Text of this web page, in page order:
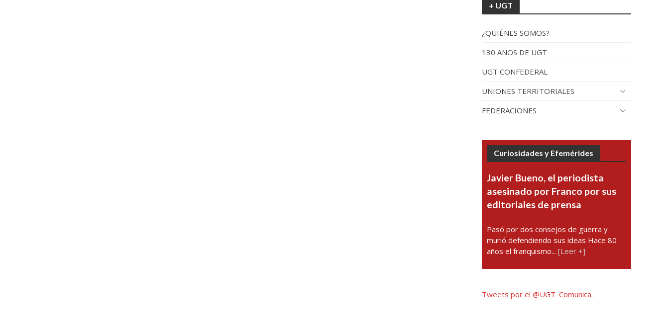
+ UGT
¿QUIÉNES SOMOS?
130 AÑOS DE UGT
UGT CONFEDERAL
UNIONES TERRITORIALES
FEDERACIONES
Curiosidades y Efemérides
Javier Bueno, el periodista
asesinado por Franco por sus
editoriales de prensa
Pasó por dos consejos de guerra y
murió defendiendo sus ideas Hace 80
años el franquismo...[Leer +]
Tweets por el @UGT_Comunica.